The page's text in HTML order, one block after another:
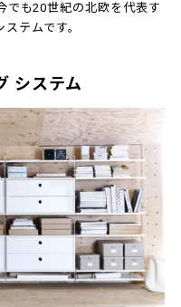
でも20世紀の北欧を代表す
テムです。
システム